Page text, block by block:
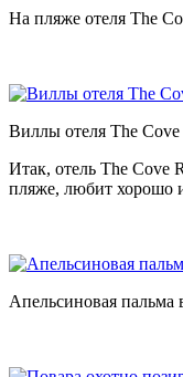
На пляже отеля The
Виллы отеля The Cove
Итак, отель The Cove
пляже, любит хорошо
Апельсиновая пальма